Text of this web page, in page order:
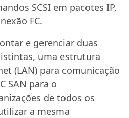
SCSI em pacotes IP,
FC.
e gerenciar duas
uma estrutura
(LAN) para comunicação
SAN para o
de todos os
a mesma